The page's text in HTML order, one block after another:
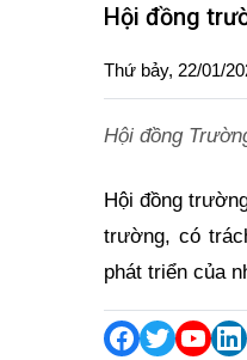
Hội đồng
Thứ bảy, 22/01/
Hội đồng
Hội đồng
trường, có
phát triển của